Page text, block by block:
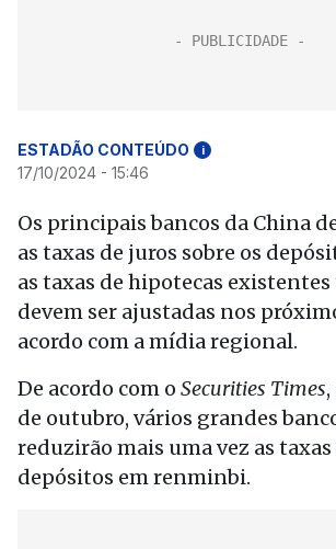
ESTADÃO CONTEÚDO i
17/10/2024 - 15:46
Os principais bancos da China
as taxas de juros sobre os
as taxas de hipotecas
devem ser ajustadas nos
acordo com a mídia regional.
De acordo com o Securities Times
de outubro, vários grandes
reduzirão mais uma vez as
depósitos em renminbi.